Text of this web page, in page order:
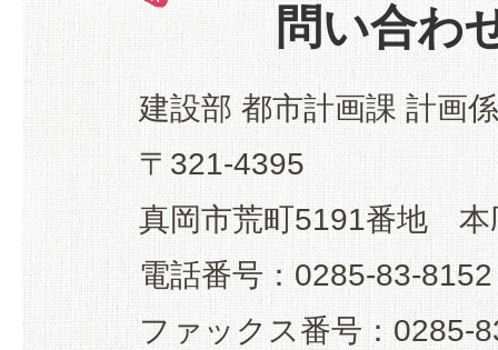
問い合わ
建設部 都市計画課 計画係
〒321-4395
真岡市荒町5191番地 本
電話番号：0285-83-8152
ファックス番号：0285-